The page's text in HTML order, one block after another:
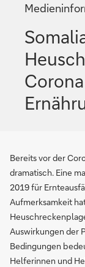
Bereits vor der
dramatisch. Eine
2019 für
Aufmerksamkeit
Auswirkungen der
Bedingungen
Helferinnen und